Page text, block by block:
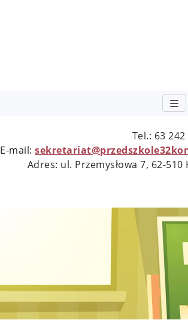
Tel.: 63
E-mail:
Adres: ul. Przemysłowa 7, 62-510